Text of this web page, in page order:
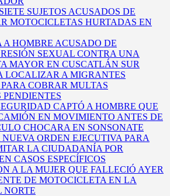
SUJETOS ACUSADOS DE
MOTOCICLETAS HURTADAS EN
A HOMBRE ACUSADO DE
SEXUAL CONTRA UNA
MAYOR EN CUSCATLÁN SUR
LOCALIZAR A MIGRANTES
COBRAR MULTAS
CAPTÓ A HOMBRE QUE
EN MOVIMIENTO ANTES DE
CHOCARA EN SONSONATE
ORDEN EJECUTIVA PARA
LA CIUDADANÍA POR
CASOS ESPECÍFICOS
A LA MUJER QUE FALLECIÓ AYER
DE MOTOCICLETA EN LA
NORTE